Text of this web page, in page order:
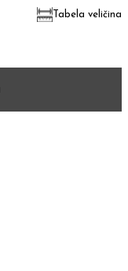
Tabela veličina